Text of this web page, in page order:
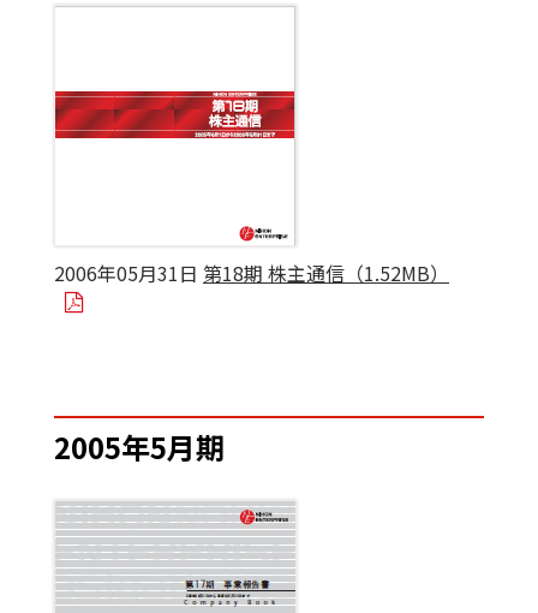
2006年05月31日 第18期 株主通信（1.52MB）
2005年5月期